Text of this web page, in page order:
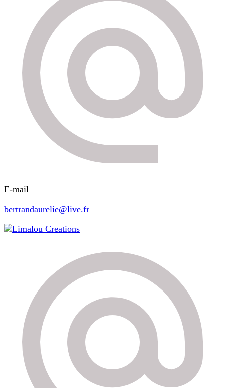
E-mail
bertrandaurelie@live.fr
Limalou Creations